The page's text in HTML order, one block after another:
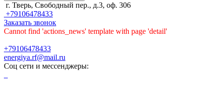
г. Тверь, Свободный пер., д.3, оф. 306
+79106478433
Заказать звонок
Cannot find 'actions_news' template with page 'detail'
+79106478433
energiya.rf@mail.ru
Соц сети и мессенджеры: